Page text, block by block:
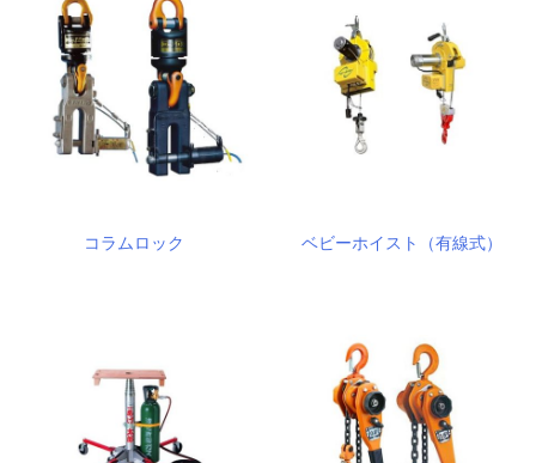
コラムロック ベビーホイスト（有線式）